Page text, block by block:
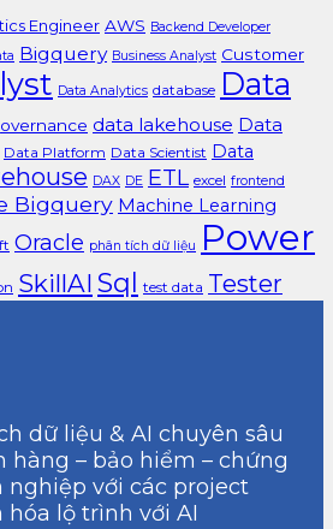
Engineer AWS Backend Developer
Bigquery Business Analyst Customer
Data Analytics database Data
data lakehouse Data
Data Platform Data Scientist Data
DAX DE ETL excel frontend
Bigquery Machine Learning
Oracle phân tích dữ liệu
Power
SkillAI Sql test data Tester
dữ liệu & AI chuyên sâu
hàng – bảo hiểm – chứng
nghiệp với các project
lộ trình với AI